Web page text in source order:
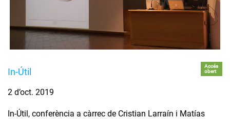
In-Útil
Accés
obert
2 d’oct. 2019
In-Útil, conferència a càrrec de Cristian Larraín i Matías